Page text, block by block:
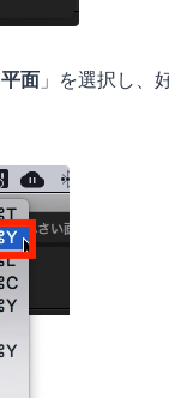
平面 」を選択し、